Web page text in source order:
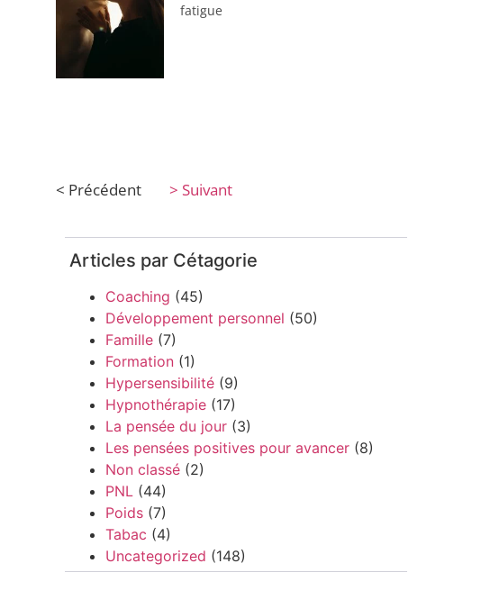
fatigue
< Précédent > Suivant
Articles par Cétagorie
Coaching (45)
Développement personnel (50)
Famille (7)
Formation (1)
Hypersensibilité (9)
Hypnothérapie (17)
La pensée du jour (3)
Les pensées positives pour avancer (8)
Non classé (2)
PNL (44)
Poids (7)
Tabac (4)
Uncategorized (148)